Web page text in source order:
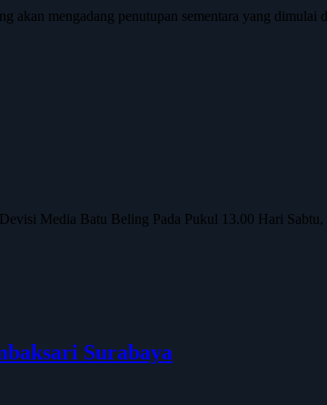
mengadang penutupan sementara yang dimulai
Media Batu Beling Pada Pukul 13.00 Hari
Surabaya